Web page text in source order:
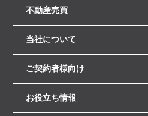
不動産売買
当社について
ご契約者様向け
お役立ち情報